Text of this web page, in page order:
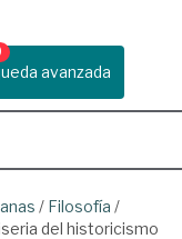
avanzada
/ Filosofía /
del historicismo